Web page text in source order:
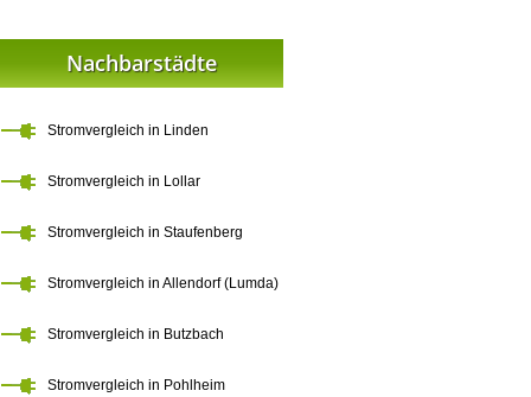
Nachbarstädte
Stromvergleich in Linden
Stromvergleich in Lollar
Stromvergleich in Staufenberg
Stromvergleich in Allendorf (Lumda)
Stromvergleich in Butzbach
Stromvergleich in Pohlheim